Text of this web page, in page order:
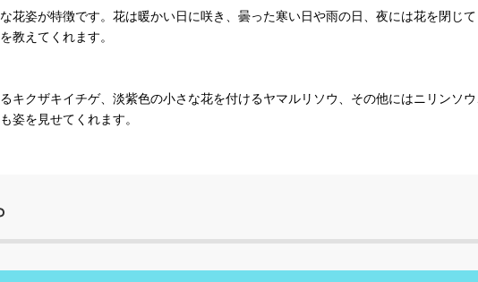
花姿が特徴です。花は暖かい日に咲き、曇った寒い日や雨の日、夜には花を閉じ
教えてくれます。
キクザキイチゲ、淡紫色の小さな花を付けるヤマルリソウ、その他にはニリンソ
姿を見せてくれます。